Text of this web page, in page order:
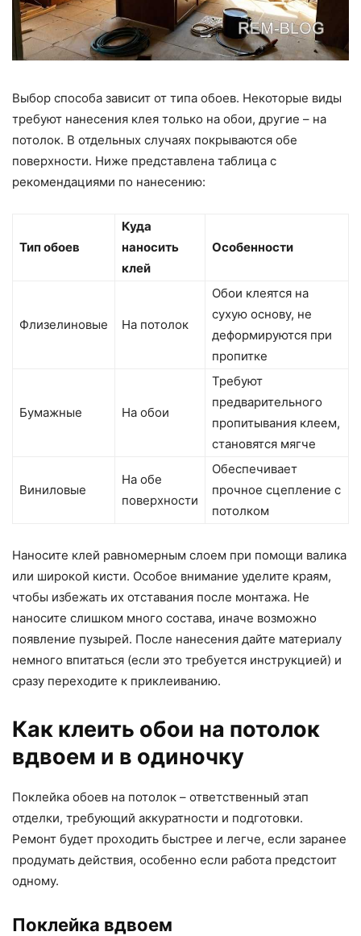
Выбор способа зависит от типа обоев. Некоторые виды
требуют нанесения клея только на обои, другие – на
потолок. В отдельных случаях покрываются обе
поверхности. Ниже представлена таблица с
рекомендациями по нанесению:
Тип обоев
Куда
наносить
клей
Особенности
Флизелиновые На потолок
Обои клеятся на
сухую основу, не
деформируются при
пропитке
Бумажные На обои
Требуют
предварительного
пропитывания клеем,
становятся мягче
Виниловые
На обе
поверхности
Обеспечивает
прочное сцепление с
потолком
Наносите клей равномерным слоем при помощи валика
или широкой кисти. Особое внимание уделите краям,
чтобы избежать их отставания после монтажа. Не
наносите слишком много состава, иначе возможно
появление пузырей. После нанесения дайте материалу
немного впитаться (если это требуется инструкцией) и
сразу переходите к приклеиванию.
Как клеить обои на потолок
вдвоем и в одиночку
Поклейка обоев на потолок – ответственный этап
отделки, требующий аккуратности и подготовки.
Ремонт будет проходить быстрее и легче, если заранее
продумать действия, особенно если работа предстоит
одному.
Поклейка вдвоем